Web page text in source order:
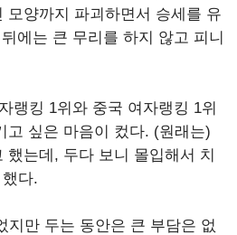
모양까지 파괴하면서 승세를 유
에는 큰 무리를 하지 않고 피니
랭킹 1위와 중국 여자랭킹 1위
고 싶은 마음이 컸다. (원래는)
했는데, 두다 보니 몰입해서 치
다.
지만 두는 동안은 큰 부담은 없